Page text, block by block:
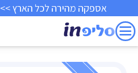
אספקה מהירה לכל הארץ >> 30 ימי ניסיון >>